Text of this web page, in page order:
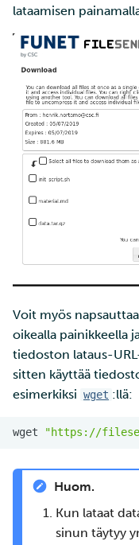
lataamisen
Voit myös napsauttaa
oikealla painikkeella
tiedoston lataus-
sitten käyttää
esimerkiksi wget :llä:
wget "https://
Huom.
Kun lataat
sinun täytyy